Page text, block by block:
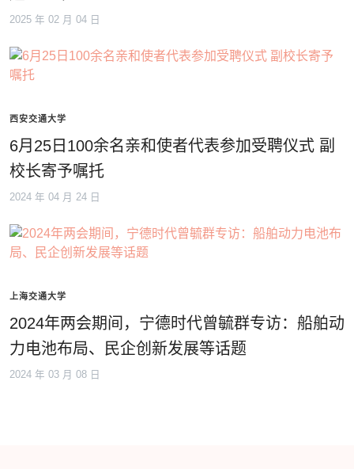
2025 年 02 月 04 日
西安交通大学
6月25日100余名亲和使者代表参加受聘仪式 副
校长寄予嘱托
2024 年 04 月 24 日
上海交通大学
2024年两会期间，宁德时代曾毓群专访：船舶动
力电池布局、民企创新发展等话题
2024 年 03 月 08 日